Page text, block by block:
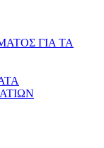
ΓΙΑ ΤΑ